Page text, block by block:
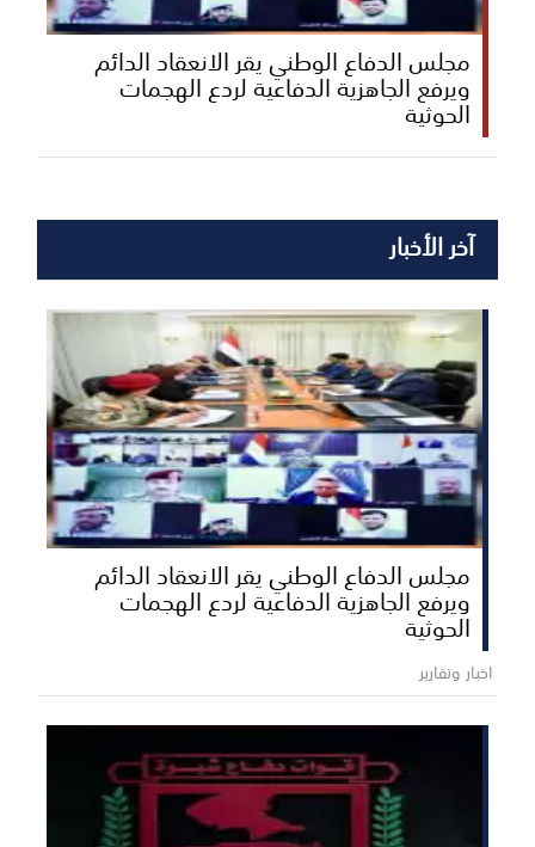
مجلس الدفاع الوطني يقر الانعقاد الدائم
ويرفع الجاهزية الدفاعية لردع الهجمات
الحوثية
آخر الأخبار
مجلس الدفاع الوطني يقر الانعقاد الدائم
ويرفع الجاهزية الدفاعية لردع الهجمات
الحوثية
اخبار وتقارير